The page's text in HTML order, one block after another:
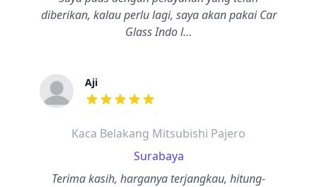
diberikan, kalau perlu lagi, saya akan pakai Car
Glass Indo l…
Aji
dari ulasan adalah bintang lima
Kaca Belakang Mitsubishi Pajero
Surabaya
Terima kasih, harganya terjangkau, hitung-